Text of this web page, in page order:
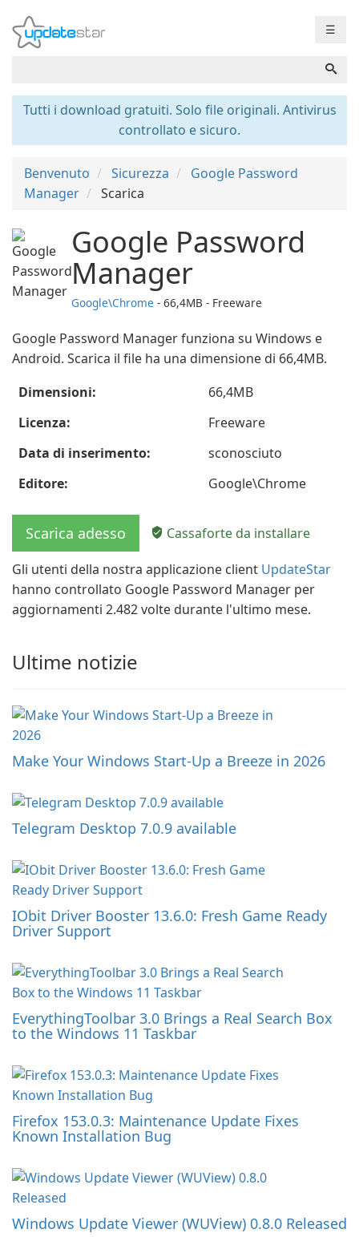
☰
Tutti i download gratuiti. Solo file originali. Antivirus
controllato e sicuro.
Benvenuto Sicurezza
Google Password
Manager
Scarica
Google Password
Manager
Google\Chrome - 66,4MB - Freeware
Google Password Manager funziona su Windows e
Android. Scarica il file ha una dimensione di 66,4MB.
Dimensioni:
66,4MB
Licenza:
Freeware
Data di inserimento:
sconosciuto
Editore:
Google\Chrome
Scarica adesso Cassaforte da installare
Gli utenti della nostra applicazione client UpdateStar
hanno controllato Google Password Manager per
aggiornamenti 2.482 volte durante l'ultimo mese.
Ultime notizie
Make Your Windows Start-Up a Breeze in 2026
Telegram Desktop 7.0.9 available
IObit Driver Booster 13.6.0: Fresh Game Ready
Driver Support
EverythingToolbar 3.0 Brings a Real Search Box
to the Windows 11 Taskbar
Firefox 153.0.3: Maintenance Update Fixes
Known Installation Bug
Windows Update Viewer (WUView) 0.8.0 Released